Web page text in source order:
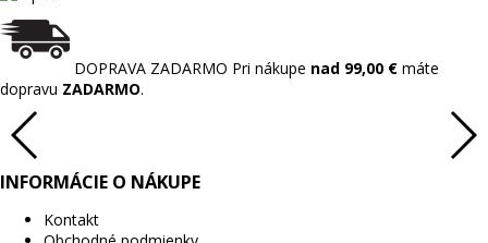
DOPRAVA ZADARMO Pri nákupe nad 99,00 € máte
dopravu ZADARMO.
INFORMÁCIE O NÁKUPE
Kontakt